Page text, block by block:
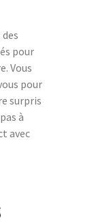
pour
Vous
pour
surpris
à
avec